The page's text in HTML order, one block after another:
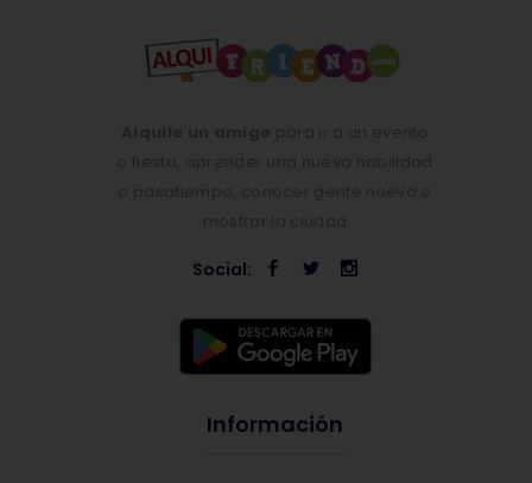
Social:
Información